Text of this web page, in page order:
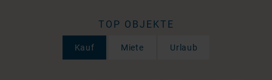
TOP OBJEKTE
Kauf Miete Urlaub